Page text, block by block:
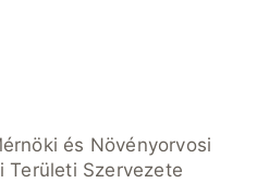
és Növényorvosi
Területi Szervezete